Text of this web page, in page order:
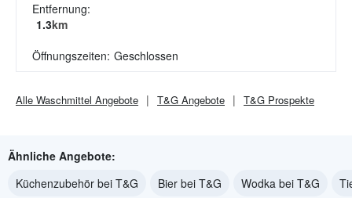
Entfernung:
1.3km
Öffnungszeiten: Geschlossen
Alle Waschmittel Angebote T&G Angebote T&G Prospekte
Ähnliche Angebote:
Küchenzubehör bei T&G
Bier bei T&G Wodka bei T&G